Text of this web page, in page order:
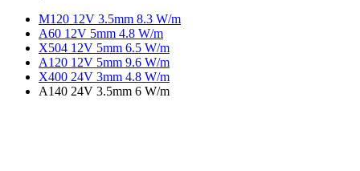
M120 12V 3.5mm 8.3 W/m
A60 12V 5mm 4.8 W/m
X504 12V 5mm 6.5 W/m
A120 12V 5mm 9.6 W/m
X400 24V 3mm 4.8 W/m
A140 24V 3.5mm 6 W/m